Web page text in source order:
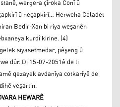
wergera çîroka Conî û
û neçapkirî… Herweha Celadet
Bedir-Xan bi riya weşanên
kurdî kirine. (4)
siyasetmedar, pêşeng û
dûr. Di 15-07-2051ê de li
qezayek avdanîya cotkarîyê de
veşartin.
HEWARÊ